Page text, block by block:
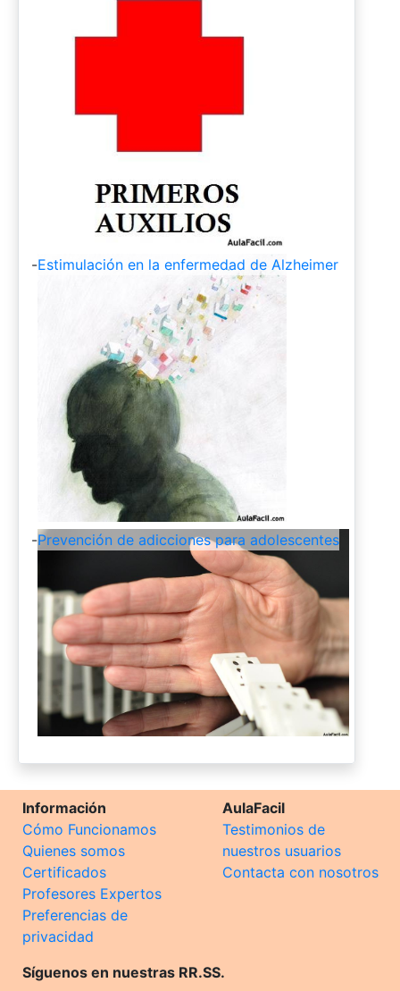
-Estimulación en la enfermedad de Alzheimer
-Prevención de adicciones para adolescentes
Información
Cómo Funcionamos
Quienes somos
Certificados
Profesores Expertos
Preferencias de
privacidad
AulaFacil
Testimonios de
nuestros usuarios
Contacta con nosotros
Síguenos en nuestras RR.SS.